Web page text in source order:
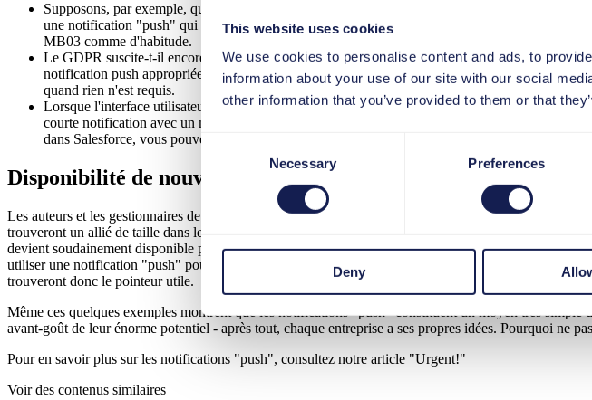
This website uses cookies
We use cookies to personalise content and ads, to
information about your use of our site with our social
other information that you’ve provided to them or that
Consent
Necessary Preferences
Deny
Supposons, par exemple, que le code de transaction SAP MB03 soit changé en MIGO. Dans ce
une notification "push" qui informera l'utilisateur final du changement au moment où il
MB03 comme d'habitude.
Le GDPR suscite-t-il encore le doute chez nombre de vos collaborateurs lorsqu'ils utilisent
notification push appropriée au point pertinent du programme, vous pouvez leur donner des
quand rien n'est requis.
Lorsque l'interface utilisateur de MS Office, de Salesforce ou d'un autre logiciel a encore
courte notification avec un message du type "Ne vous inquiétez pas - si vous avez besoin
dans Salesforce, vous pouvez trouver de l’aide et des conseils dans QuickAccess".
Disponibilité de nouveaux contenus
Les auteurs et les gestionnaires de projets qui doivent informer les utilisateurs des nouveaux contenus
trouveront un allié de taille dans les notifications "push". Disons, par exemple, qu'un performance
devient soudainement disponible pour des applications professionnelles qui n'étaient pas couvertes
utiliser une notification "push" pour sensibiliser les utilisateurs à ce fait au moment où ils travaillent
trouveront donc le pointeur utile.
Même ces quelques exemples montrent que les notifications "push" constituent un moyen très
avant-goût de leur énorme potentiel - après tout, chaque entreprise a ses propres idées. Pourquoi ne
Pour en savoir plus sur les notifications "push", consultez notre article "Urgent!"
Voir des contenus similaires